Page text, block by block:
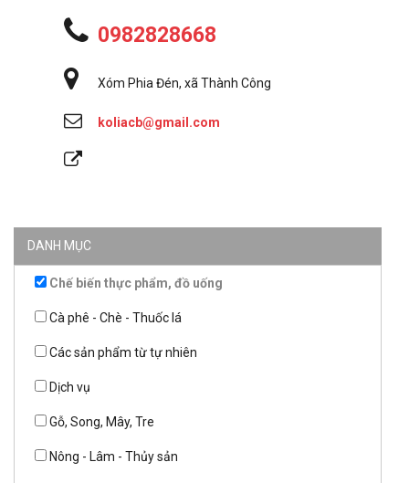
0982828668
Xóm Phia Đén, xã Thành Công
koliacb@gmail.com
DANH MỤC
Chế biến thực phẩm, đồ uống
Cà phê - Chè - Thuốc lá
Các sản phẩm từ tự nhiên
Dịch vụ
Gỗ, Song, Mây, Tre
Nông - Lâm - Thủy sản